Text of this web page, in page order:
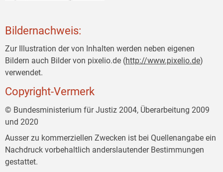
Bildernachweis:
Zur Illustration der von Inhalten werden neben eigenen
Bildern auch Bilder von pixelio.de (http://www.pixelio.de)
verwendet.
Copyright-Vermerk
© Bundesministerium für Justiz 2004, Überarbeitung 2009
und 2020
Ausser zu kommerziellen Zwecken ist bei Quellenangabe ein
Nachdruck vorbehaltlich anderslautender Bestimmungen
gestattet.